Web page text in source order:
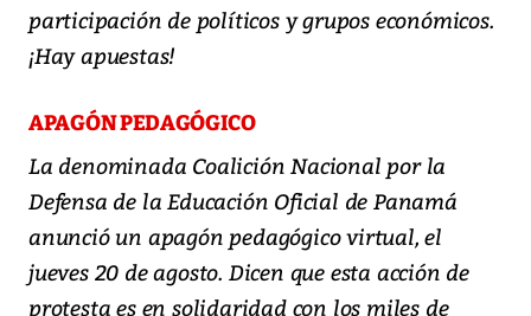
participación de políticos y grupos económicos.
¡Hay apuestas!
APAGÓN PEDAGÓGICO
La denominada Coalición Nacional por la
Defensa de la Educación Oficial de Panamá
anunció un apagón pedagógico virtual, el
jueves 20 de agosto. Dicen que esta acción de
protesta es en solidaridad con los miles de